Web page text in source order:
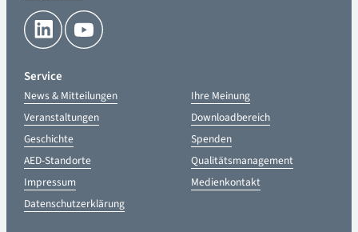
Service
News & Mitteilungen
Veranstaltungen
Geschichte
AED-Standorte
Impressum
Datenschutzerklärung
Ihre Meinung
Downloadbereich
Spenden
Qualitätsmanagement
Medienkontakt